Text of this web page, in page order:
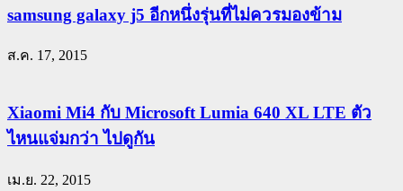
samsung galaxy j5 อีกหนึ่งรุ่นที่ไม่ควรมองข้าม
ส.ค. 17, 2015
Xiaomi Mi4 กับ Microsoft Lumia 640 XL LTE ตัว
ไหนแจ่มกว่า ไปดูกัน
เม.ย. 22, 2015